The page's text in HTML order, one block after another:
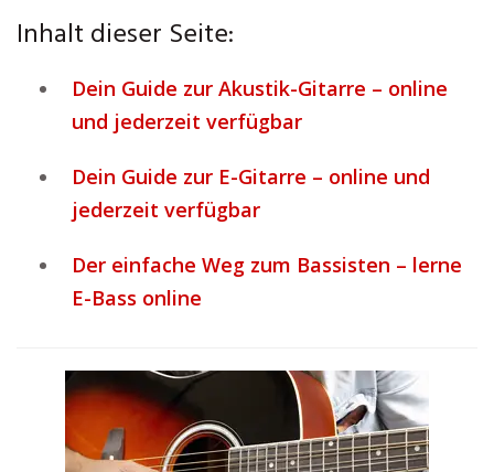
Inhalt dieser Seite:
Dein Guide zur Akustik-Gitarre – online
und jederzeit verfügbar
Dein Guide zur E-Gitarre – online und
jederzeit verfügbar
Der einfache Weg zum Bassisten – lerne
E-Bass online